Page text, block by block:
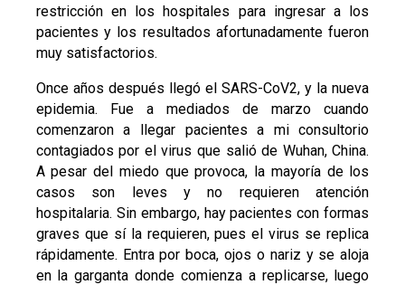
restricción en los hospitales para ingresar a los
pacientes y los resultados afortunadamente fueron
muy satisfactorios.
Once años después llegó el SARS-CoV2, y la nueva
epidemia. Fue a mediados de marzo cuando
comenzaron a llegar pacientes a mi consultorio
contagiados por el virus que salió de Wuhan, China.
A pesar del miedo que provoca, la mayoría de los
casos son leves y no requieren atención
hospitalaria. Sin embargo, hay pacientes con formas
graves que sí la requieren, pues el virus se replica
rápidamente. Entra por boca, ojos o nariz y se aloja
en la garganta donde comienza a replicarse, luego